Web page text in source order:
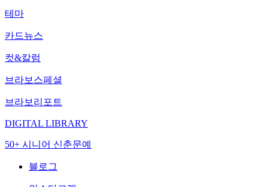
테마
카드뉴스
컷&칼럼
브라보스페셜
브라보리포트
DIGITAL LIBRARY
50+ 시니어 신춘문예
블로그